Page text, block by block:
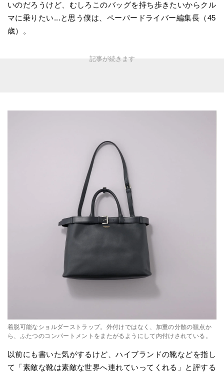
いのだろうけど、むしろこのバッグを持ち歩きたいからクル
マに乗りたい...と思う僕は、ペーパードライバー編集長（45
歳）。
着脱可能なショルダーストラップ。外付けではなく、加重の分散の観点か
ら、ふたつのコンパートメントをまたがるようにして内付けされている。
以前にも書いた気がするけど、ハイブランドの靴などを指し
て「素敵な靴は素敵な世界へ連れていってくれる」と評する